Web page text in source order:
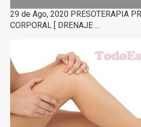
29 de Ago, 2020 PRESOTERAPIA
CORPORAL [ DRENAJE ...